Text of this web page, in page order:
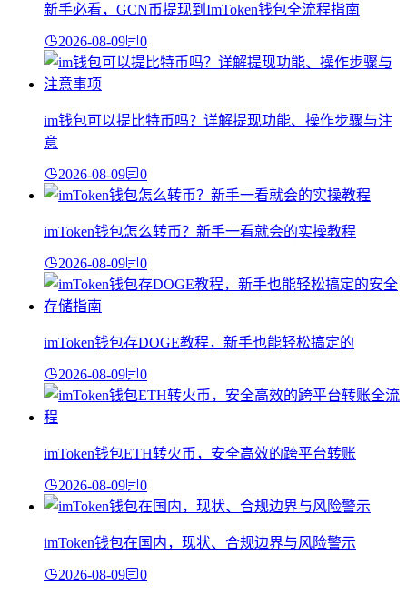
新手必看，GCN币提现到ImToken钱包全流程指南
2026-08-09 0
im钱包可以提比特币吗？详解提现功能、操作步骤与注
意
2026-08-09 0
imToken钱包怎么转币？新手一看就会的实操教程
2026-08-09 0
imToken钱包存DOGE教程，新手也能轻松搞定的
2026-08-09 0
imToken钱包ETH转火币，安全高效的跨平台转账
2026-08-09 0
imToken钱包在国内，现状、合规边界与风险警示
2026-08-09 0